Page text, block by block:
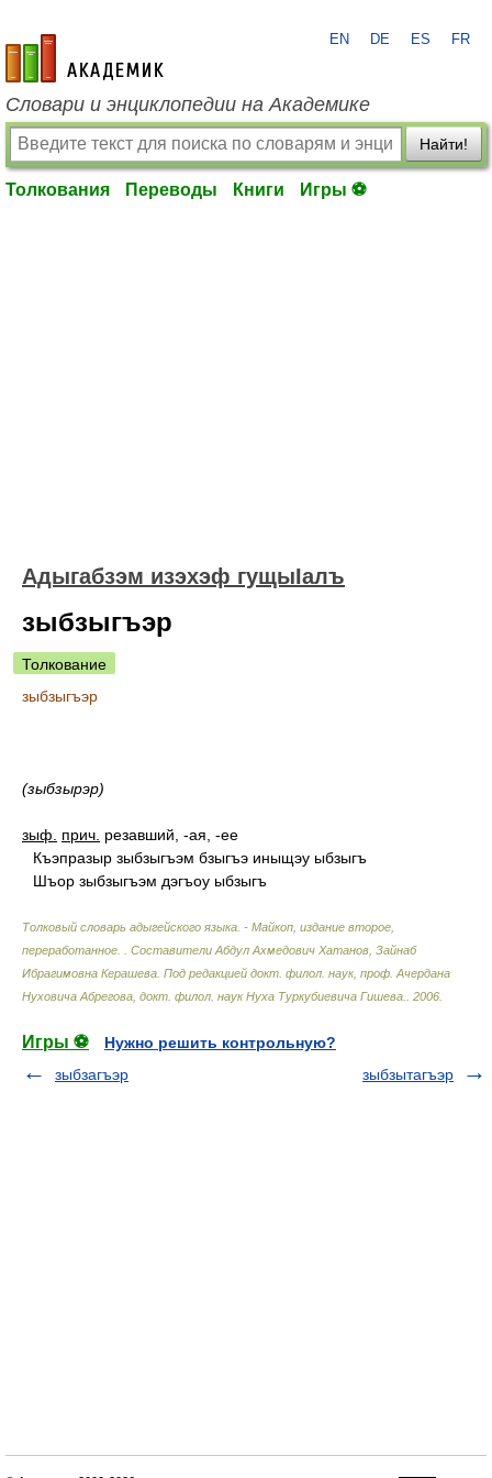
academic.ru
EN DE ES FR
Словари и энциклопедии на Академике
Найти!
Толкования Переводы Книги Игры ⚽
Адыгабзэм изэхэф гущыIалъ
зыбзыгъэр
Толкование
зыбзыгъэр
(зыбзырэр)
зыф. прич. резавший, -ая, -ее
Къэпразыр зыбзыгъэм бзыгъэ иныщэу ыбзыгъ
Шъор зыбзыгъэм дэгъоу ыбзыгъ
Толковый словарь адыгейского языка. - Майкоп, издание второе,
переработанное.
Составители Абдул Ахмедович Хатанов, Зайнаб
Ибрагимовна Керашева. Под редакцией докт. филол. наук, проф. Ачердана
Нуховича Абрегова, докт. филол. наук Нуха Туркубиевича Гишева.
2006
Игры ⚽
Нужно решить контрольную?
зыбзагъэр
зыбзытагъэр